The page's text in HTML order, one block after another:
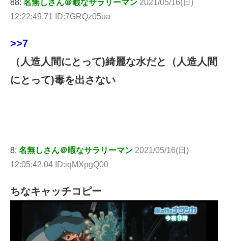
88: 名無しさん＠暇なサラリーマン 2021/05/16(日)
12:22:49.71 ID:7GRQz05ua
>>7
（人造人間にとって)綺麗な水だと（人造人間
にとって)毒を出さない
8: 名無しさん＠暇なサラリーマン 2021/05/16(日)
12:05:42.04 ID:iqMXpgQ00
ちなキャッチコピー